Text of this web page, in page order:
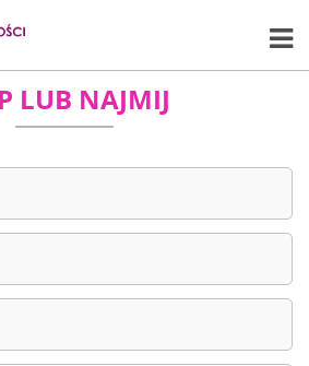
LUB NAJMIJ